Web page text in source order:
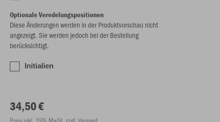
Optionale Veredelungspositionen
Diese Änderungen werden in der Produktvorschau nicht
angezeigt. Sie werden jedoch bei der Bestellung
berücksichtigt.
Initialien
34,50 €